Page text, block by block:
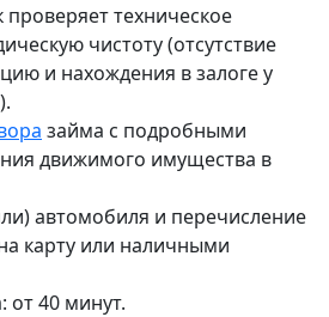
техническое
чистоту (отсутствие
и нахождения в залоге у
займа с подробными
движимого имущества в
автомобиля и перечисление
карту или наличными
от 40 минут.